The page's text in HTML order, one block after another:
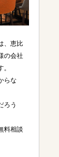
、恵比
の会社
らな
ろう
料相談